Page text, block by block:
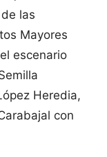
las
Mayores
escenario
Heredia,
con